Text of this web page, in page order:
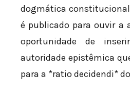
dogmática
é publicado para ouvir a
oportunidade de
autoridade epistêmica
para a *ratio decidendi*